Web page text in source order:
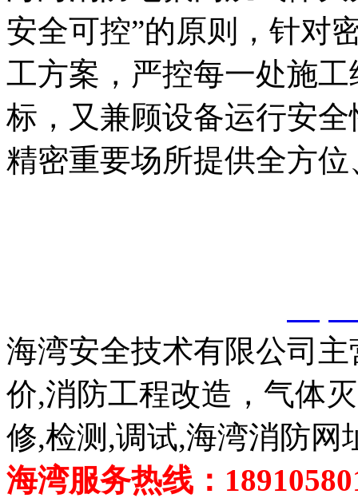
安全可控”的原则，针对
工方案，严控每一处施
标，又兼顾设备运行安
精密重要场所提供全方
海湾安全技术有限公司
价,消防工程改造，气体
修,检测,调试,海湾消防网
海湾服务热线：